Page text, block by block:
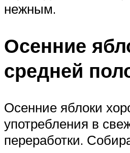
нежным.
Осенние
средней
Осенние яблоки
употребления в
переработки.